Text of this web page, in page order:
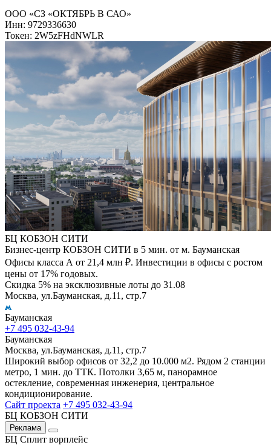
ООО «СЗ «ОКТЯБРЬ В САО»
Инн: 9729336630
Токен: 2W5zFHdNWLR
БЦ КОБЗОН СИТИ
Бизнес-центр КОБЗОН СИТИ в 5 мин. от м. Бауманская
Офисы класса А от 21,4 млн ₽. Инвестиции в офисы с ростом
цены от 17% годовых.
Скидка 5% на эксклюзивные лоты до 31.08
Москва, ул.Бауманская, д.11, стр.7
Бауманская
+7 495 032-43-94
Бауманская
Москва, ул.Бауманская, д.11, стр.7
Широкий выбор офисов от 32,2 до 10.000 м2. Рядом 2 станции
метро, 1 мин. до ТТК. Потолки 3,65 м, панорамное
остекление, современная инженерия, центральное
кондиционирование.
Сайт проекта +7 495 032-43-94
БЦ КОБЗОН СИТИ
Реклама
БЦ Сплит ворплейс